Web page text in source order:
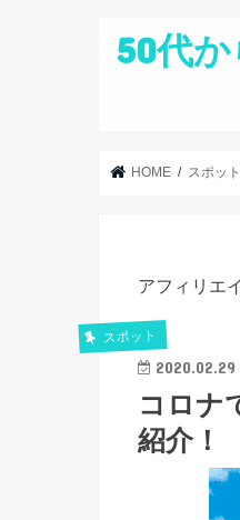
50代
HOME スポット
アフィリエ
スポット
2020.02.29
コロナ
紹介！